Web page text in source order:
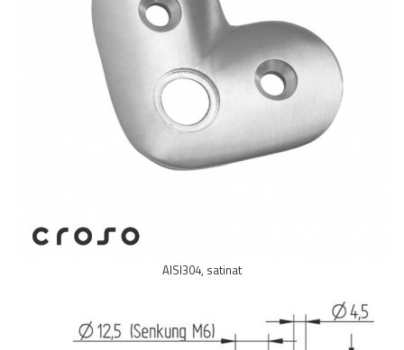
Balustrada inox / metalica
Ancore - Flanse - Placute
Fitting-uri balustrada inox
Cabluri si accesorii balustrada inox
Capace - dopuri capat teava
Montanti echipati balustrada inox
Sisteme tabla perforata
Stifturi - Placute suport pentru
Suporturi traverse/garzi
AISI304, satinat